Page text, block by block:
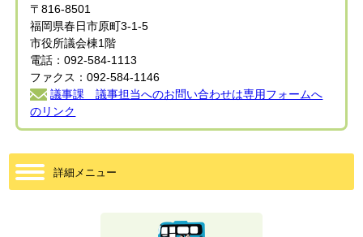
〒816-8501
福岡県春日市原町3-1-5
市役所議会棟1階
電話：092-584-1113
ファクス：092-584-1146
議事課 議事担当へのお問い合わせは専用フォームへ
のリンク
詳細メニュー